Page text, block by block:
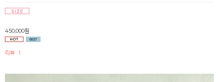
450,000원
리뷰 : 1